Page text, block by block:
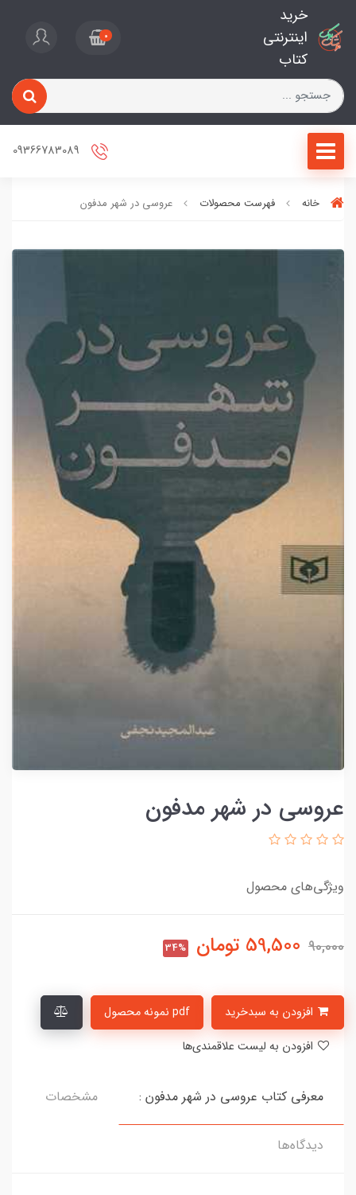
خرید
اینترنتی
کتاب
0
خانه فهرست محصولات عروسی در شهر مدفون
عروسی در شهر مدفون
ویژگی‌های محصول
90,000
59,500 تومان 34%
pdf نمونه محصول
معرفی کتاب عروسی در شهر مدفون : مشخصات
دیدگاه‌ها